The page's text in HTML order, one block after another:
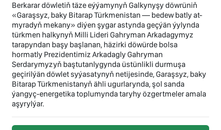
Berkarar döwletiň täze eýýamynyň Galkynyşy döwrüniň
«Garaşsyz, baky Bitarap Türkmenistan — bedew batly at-
myradyň mekany» diýen şygar astynda geçýän ýylynda
türkmen halkynyň Milli Lideri Gahryman Arkadagymyz
tarapyndan başy başlanan, häzirki döwürde bolsa
hormatly Prezidentimiz Arkadagly Gahryman
Serdarymyzyň baştutanlygynda üstünlikli durmuşa
geçirilýän döwlet syýasatynyň netijesinde, Garaşsyz, baky
Bitarap Türkmenistanyň ähli ugurlarynda, şol sanda
ýangyç-energetika toplumynda taryhy özgertmeler amala
aşyrylýar.